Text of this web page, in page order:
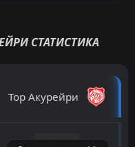
СТАТИСТИКА
Тор Акурейри